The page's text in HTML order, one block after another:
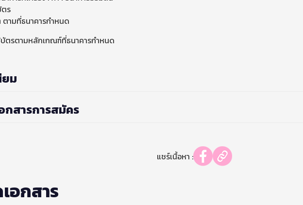
ตร
ตามที่ธนาคารกำหนด
บัตรตามหลักเกณฑ์ที่ธนาคารกำหนด
ยม
สารการสมัคร
แชร์เนื้อหา :
อกสาร